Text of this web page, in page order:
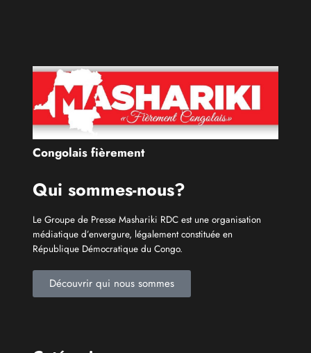
Qui sommes-nous?
Le Groupe de Presse Mashariki RDC est une organisation
médiatique d’envergure, légalement constituée en
République Démocratique du Congo.
Découvrir qui nous sommes
Catécories